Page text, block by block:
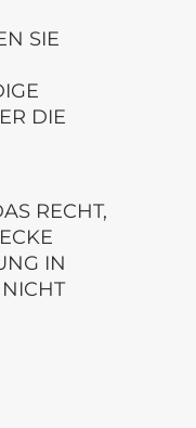
SIE
DIE
RECHT,
IN